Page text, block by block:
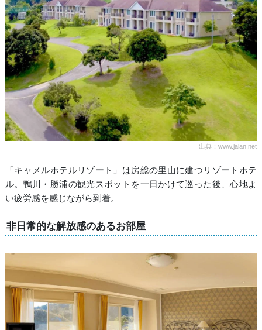
出典：www.jalan.net
「キャメルホテルリゾート」は房総の里山に建つリゾートホテ
ル。鴨川・勝浦の観光スポットを一日かけて巡った後、心地よ
い疲労感を感じながら到着。
非日常的な解放感のあるお部屋